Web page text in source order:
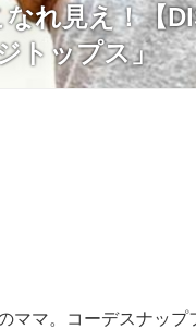
れ見え！【
トップス」
ママ。コーデスナッ